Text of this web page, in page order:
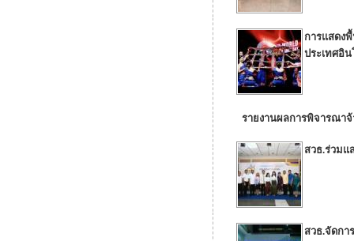
การแสดงพื้
ประเทศอิ
รายงานผลการพิจารณา
สวธ.ร่วมแ
สวธ.จัดกา